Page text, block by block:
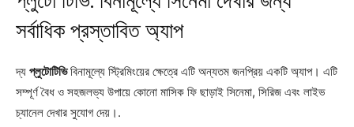
সর্বাধিক প্রস্তাবিত অ্যাপ
দ্য প্লুটোটিভিবিনামূল্যে স্ট্রিমিংয়ের ক্ষেত্রে এটি অন্যতম জনপ্রিয় একটি অ্যাপ। এটি
সম্পূর্ণ বৈধ ও সহজলভ্য উপায়ে কোনো মাসিক ফি ছাড়াই সিনেমা, সিরিজ এবং লাইভ
চ্যানেল দেখার সুযোগ দেয়।.